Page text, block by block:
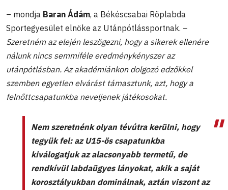
– mondja Baran Ádám, a Békéscsabai Röplabda
Sportegyesület elnöke az Utánpótlássportnak. –
Szeretném az elején leszögezni, hogy a sikerek ellenére
nálunk nincs semmiféle eredménykényszer az
utánpótlásban. Az akadémiánkon dolgozó edzőkkel
szemben egyetlen elvárást támasztunk, azt, hogy a
felnőttcsapatunkba neveljenek játékosokat.
Nem szeretnénk olyan tévútra kerülni, hogy
tegyük fel: az U15-ös csapatunkba
kiválogatjuk az alacsonyabb termetű, de
rendkívül labdaügyes lányokat, akik a saját
korosztályukban dominálnak, aztán viszont az